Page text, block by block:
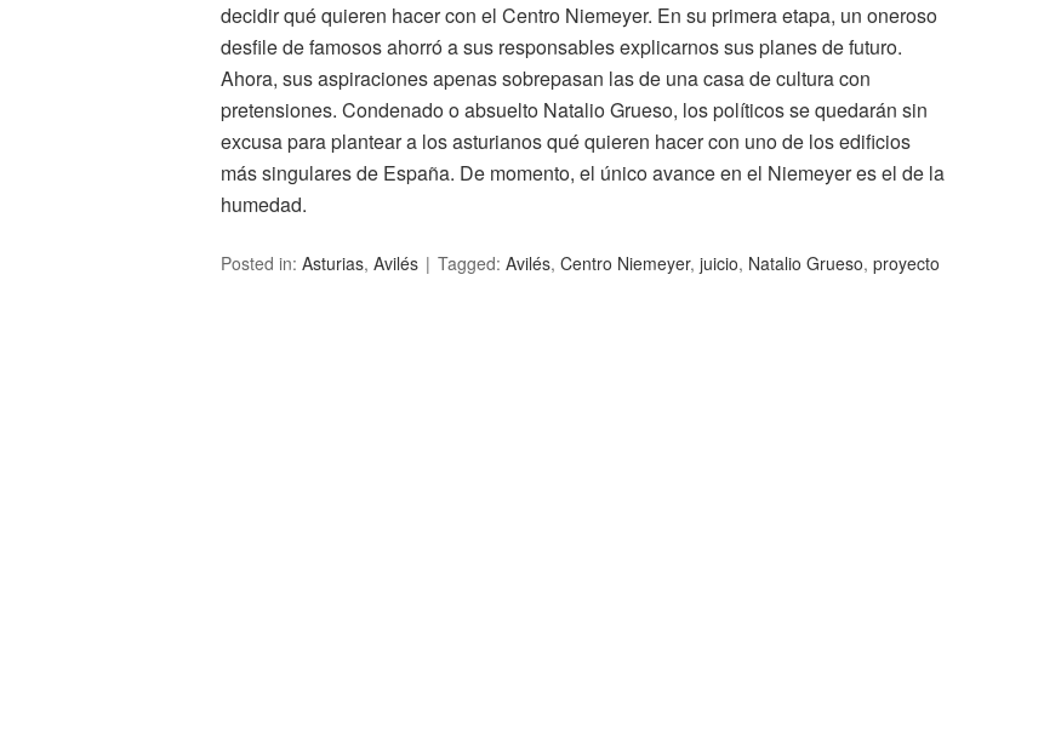
decidir qué quieren hacer con el Centro Niemeyer. En su primera etapa, un oneroso
desfile de famosos ahorró a sus responsables explicarnos sus planes de futuro.
Ahora, sus aspiraciones apenas sobrepasan las de una casa de cultura con
pretensiones. Condenado o absuelto Natalio Grueso, los políticos se quedarán sin
excusa para plantear a los asturianos qué quieren hacer con uno de los edificios
más singulares de España. De momento, el único avance en el Niemeyer es el de la
humedad.
Posted in: Asturias, Avilés Tagged: Avilés, Centro Niemeyer, juicio, Natalio Grueso, proyecto